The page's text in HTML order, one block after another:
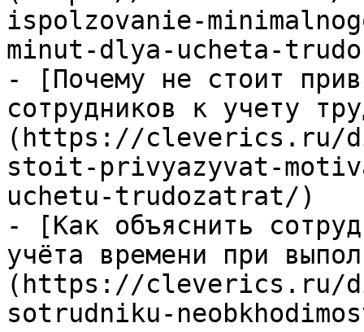
ispolzovanie-
minut-dlya-ucheta-
- [Почему не стоит
сотрудников к учету
(https://cleverics.ru/
stoit-privyazyvat-
uchetu-trudozatrat/)
- [Как объяснить
учёта времени при
(https://cleverics.ru/
sotrudniku-